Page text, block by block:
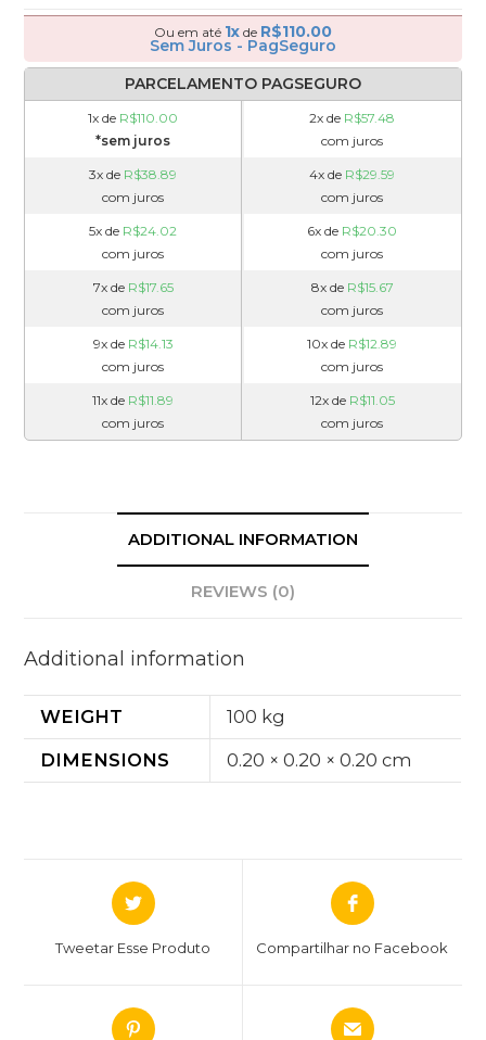
Ou em até 1x de R$110.00
Sem Juros - PagSeguro
PARCELAMENTO PAGSEGURO
1x de R$110.00
*sem juros
3x de R$38.89
com juros
5x de R$24.02
com juros
7x de R$17.65
com juros
9x de R$14.13
com juros
11x de R$11.89
com juros
2x de R$57.48
com juros
4x de R$29.59
com juros
6x de R$20.30
com juros
8x de R$15.67
com juros
10x de R$12.89
com juros
12x de R$11.05
com juros
ADDITIONAL INFORMATION
REVIEWS (0)
Additional information
WEIGHT
100 kg
DIMENSIONS
0.20 × 0.20 × 0.20 cm
Tweetar Esse Produto Compartilhar no Facebook